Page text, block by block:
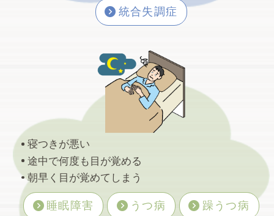
お腹の調子が悪いです。「うーん、これもま
た開業医のストレスなり、必要悪なり」なん
て捉えていましたが、痛いもの…
統合失調症
寝つきが悪い
途中で何度も目が覚める
朝早く目が覚めてしまう
睡眠障害 うつ病 躁うつ病